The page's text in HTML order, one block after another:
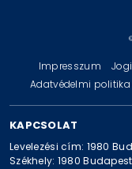
Impresszum
Adatvédelmi
KAPCSOLAT
Levelezési cím: 1980
Székhely: 1980